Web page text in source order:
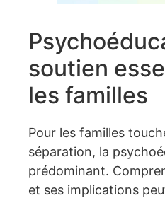
soutien
les familles
Pour les familles
séparation, la
prédominant.
et ses implications